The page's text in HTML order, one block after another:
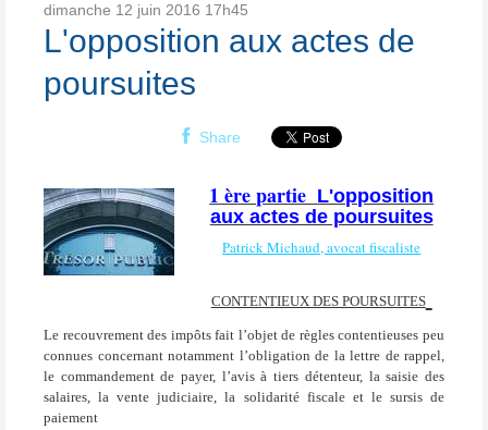
dimanche 12 juin 2016 17h45
L'opposition aux actes de
poursuites
Share
1 ère partie L'opposition
aux actes de poursuites
Patrick Michaud, avocat fiscaliste
CONTENTIEUX DES POURSUITES
Le recouvrement des impôts fait l’objet de règles contentieuses peu
connues concernant notamment l’obligation de la lettre de rappel,
le commandement de payer, l’avis à tiers détenteur, la saisie des
salaires, la vente judiciaire, la solidarité fiscale et le sursis de
paiement